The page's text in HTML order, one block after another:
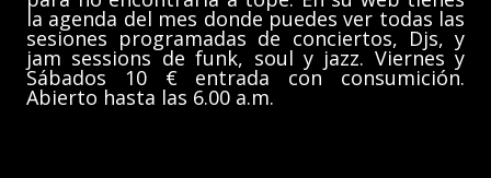
la agenda del mes donde puedes ver todas las
sesiones programadas de conciertos, Djs, y
jam sessions de funk, soul y jazz. Viernes y
Sábados 10 € entrada con consumición.
Abierto hasta las 6.00 a.m.